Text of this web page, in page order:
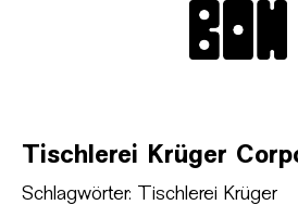
Tischlerei Krüger
Schlagwörter:
Tischlerei Krüger